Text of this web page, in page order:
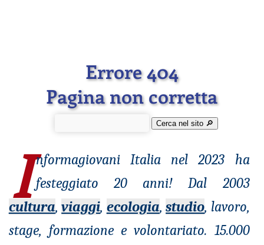
Errore 404
Pagina non corretta
Cerca nel sito 🔎︎
I nformagiovaniItalia nel 2023 ha
festeggiato 20 anni! Dal 2003
cultura,viaggi, ecologia,studio, lavoro,
stage, formazione e volontariato. 15.000